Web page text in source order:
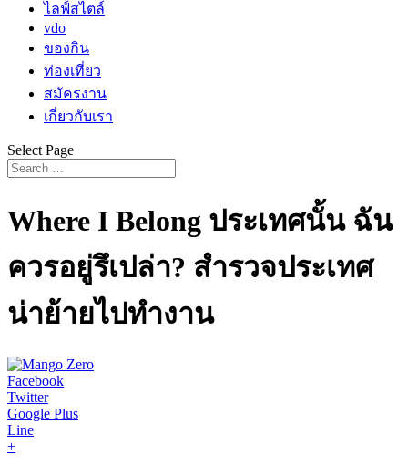
ไลฟ์สไตล์
vdo
ของกิน
ท่องเที่ยว
สมัครงาน
เกี่ยวกับเรา
Select Page
Where I Belong ประเทศนั้น ฉัน
ควรอยู่รึเปล่า? สำรวจประเทศ
น่าย้ายไปทำงาน
Facebook
Twitter
Google Plus
Line
+